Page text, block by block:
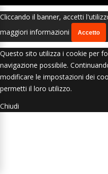
Cliccando il banner, accetti
maggiori informazioni
Accetto
Questo sito utilizza i cookie per
navigazione possibile.
modificare le impostazioni dei
permetti il loro utilizzo.
Chiudi